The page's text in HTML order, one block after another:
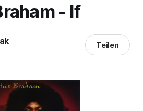
- If
Teilen